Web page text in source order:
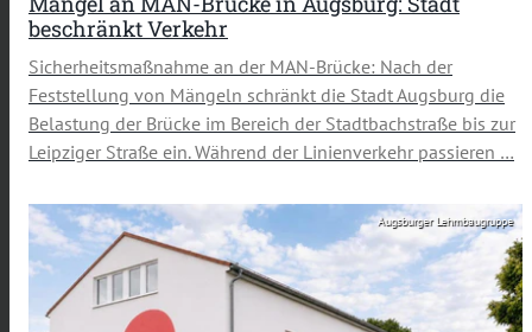
beschränkt Verkehr
Sicherheitsmaßnahme an der MAN-Brücke: Nach der
Feststellung von Mängeln schränkt die Stadt Augsburg die
Belastung der Brücke im Bereich der Stadtbachstraße bis zur
Leipziger Straße ein. Während der Linienverkehr passieren …
Augsburger Lehmbaugruppe